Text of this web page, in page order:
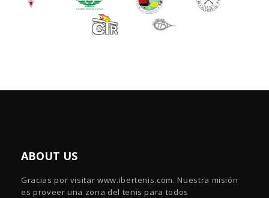
ABOUT US
Gracias por visitar www.ibertenis.com. Nuestra misión
es proveer una zona del tenis para todos